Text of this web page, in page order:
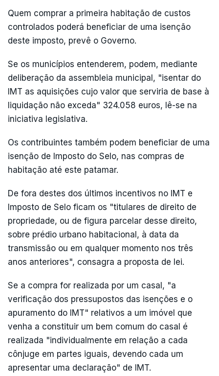
Quem comprar a primeira habitação de custos
controlados poderá beneficiar de uma isenção
deste imposto, prevê o Governo.
Se os municípios entenderem, podem, mediante
deliberação da assembleia municipal, "isentar do
IMT as aquisições cujo valor que serviria de base à
liquidação não exceda" 324.058 euros, lê-se na
iniciativa legislativa.
Os contribuintes também podem beneficiar de uma
isenção de Imposto do Selo, nas compras de
habitação até este patamar.
De fora destes dos últimos incentivos no IMT e
Imposto de Selo ficam os "titulares de direito de
propriedade, ou de figura parcelar desse direito,
sobre prédio urbano habitacional, à data da
transmissão ou em qualquer momento nos três
anos anteriores", consagra a proposta de lei.
Se a compra for realizada por um casal, "a
verificação dos pressupostos das isenções e o
apuramento do IMT" relativos a um imóvel que
venha a constituir um bem comum do casal é
realizada "individualmente em relação a cada
cônjuge em partes iguais, devendo cada um
apresentar uma declaração" de IMT.